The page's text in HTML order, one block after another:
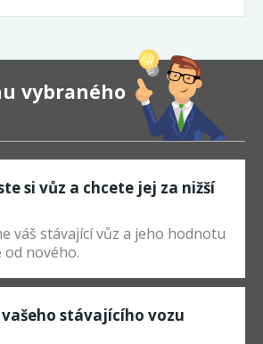
vybraného
si vůz a chcete jej za nižší
váš stávající vůz a jeho hodnotu
od nového.
stávajícího vozu